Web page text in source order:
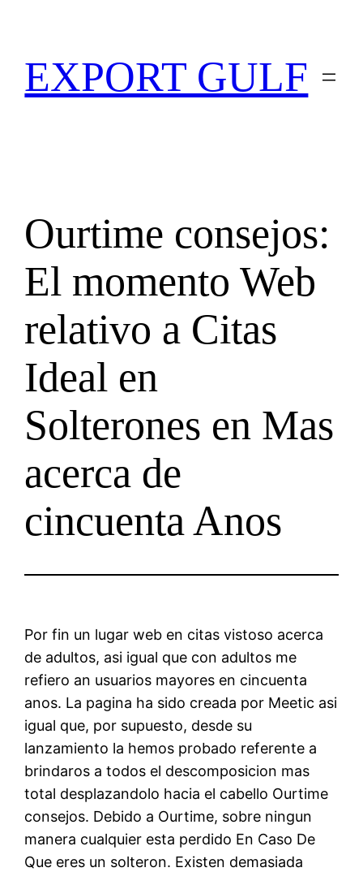
EXPORT GULF
Ourtime consejos:
El momento Web
relativo a Citas
Ideal en
Solterones en Mas
acerca de
cincuenta Anos
Por fin un lugar web en citas vistoso acerca
de adultos, asi igual que con adultos me
refiero an usuarios mayores en cincuenta
anos. La pagina ha sido creada por Meetic asi
igual que, por supuesto, desde su
lanzamiento la hemos probado referente a
brindaros a todos el descomposicion mas
total desplazandolo hacia el cabello Ourtime
consejos. Debido a Ourtime, sobre ningun
manera cualquier esta perdido En Caso De
Que eres un solteron. Existen demasiada